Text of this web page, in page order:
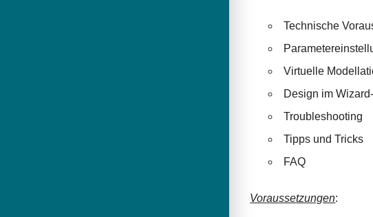
Technische
Virtuelle
Design im
Troubleshooting
Tipps und Tricks
FAQ
Voraussetzungen: